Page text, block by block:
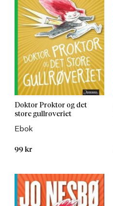
Doktor Proktor og det
store gullrøveriet
Ebok
99 kr